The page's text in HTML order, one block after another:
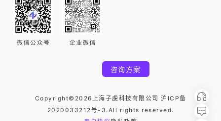
咨询方案
Copyright©2026上海子虔科技有限公司 沪ICP备
2020033212号-3.All rights reserved.